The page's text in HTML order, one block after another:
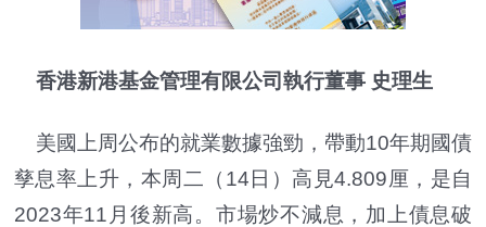
香港新港基金管理有限公司執行董事 史理生
美國上周公布的就業數據強勁，帶動10年期國債
孳息率上升，本周二（14日）高見4.809厘，是自
2023年11月後新高。市場炒不減息，加上債息破